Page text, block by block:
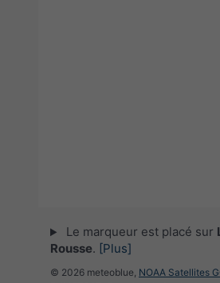
Le marqueur est placé sur
Rousse. [Plus]
© 2026 meteoblue, NOAA Satellites